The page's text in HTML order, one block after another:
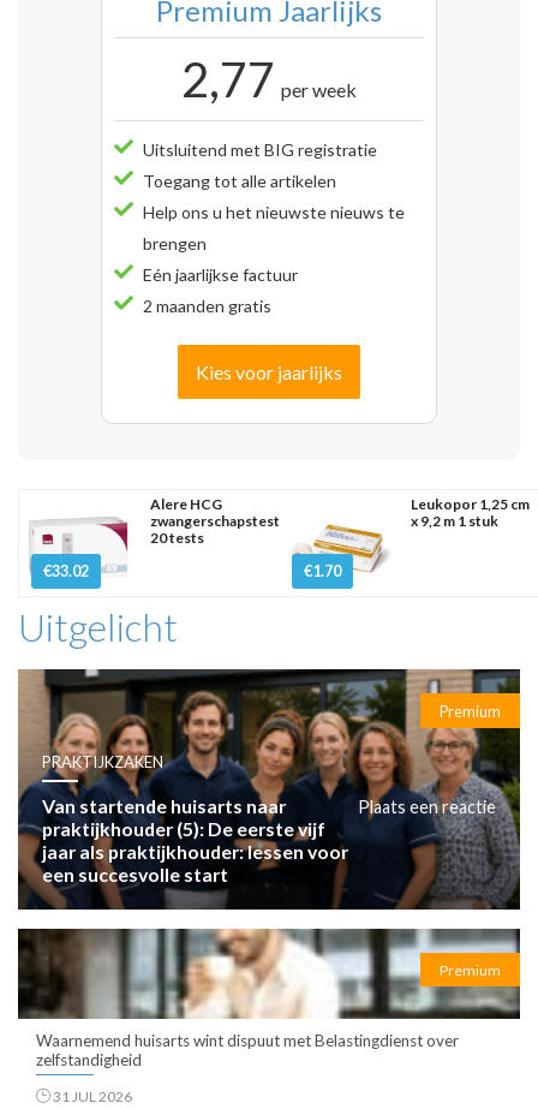
Premium Jaarlijks
2,77 per week
Uitsluitend met BIG registratie
Toegang tot alle artikelen
Help ons u het nieuwste nieuws te
brengen
Eén jaarlijkse factuur
2 maanden gratis
Kies voor jaarlijks
€33.02
Alere HCG
zwangerschapstest
20 tests
€1.70
Leukopor 1,25 cm
x 9,2 m 1 stuk
Uitgelicht
Premium
PRAKTIJKZAKEN
Van startende huisarts naar
praktijkhouder (5): De eerste vijf
jaar als praktijkhouder: lessen voor
een succesvolle start
Plaats een reactie
Premium
Waarnemend huisarts wint dispuut met Belastingdienst over
zelfstandigheid
31 JUL 2026